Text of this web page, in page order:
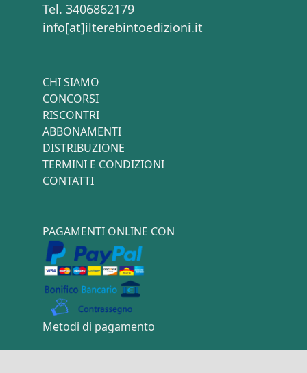
Tel. 3406862179
info[at]ilterebintoedizioni.it
CHI SIAMO
CONCORSI
RISCONTRI
ABBONAMENTI
DISTRIBUZIONE
TERMINI E CONDIZIONI
CONTATTI
PAGAMENTI ONLINE CON
Metodi di pagamento